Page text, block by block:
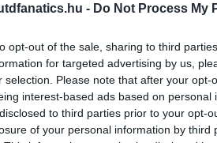
- Do Not Process My
opt-out of the sale, sharing to third
for targeted advertising by us,
selection. Please note that after your
interest-based ads based on
to third parties prior to your opt-
of your personal information by third
pontot ennél a klubnál, amikor
fontos, kulcsfontosságú
feladatra kell koncentrálnunk és nyerni."
on is!
ésiOS-re!